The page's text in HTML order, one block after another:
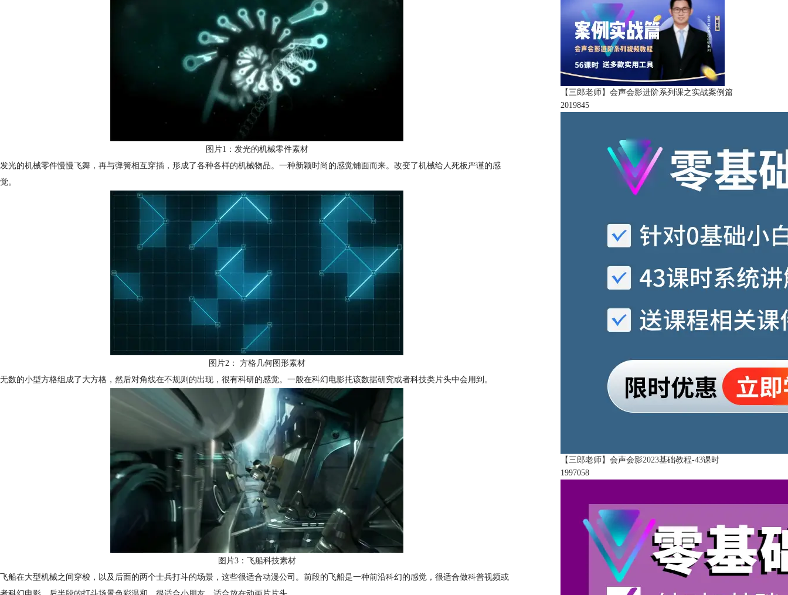
图片1：发光的机械零件素材
发光的机械零件慢慢飞舞，再与弹簧相互穿插，形成了各种各样的机械物品。一种新颖时尚的感觉铺面而来。改变了机械给人死板严谨的感
觉。
图片2： 方格几何图形素材
无数的小型方格组成了大方格，然后对角线在不规则的出现，很有科研的感觉。一般在科幻电影扥该数据研究或者科技类片头中会用到。
图片3：飞船科技素材
飞船在大型机械之间穿梭，以及后面的两个士兵打斗的场景，这些很适合动漫公司。前段的飞船是一种前沿科幻的感觉，很适合做科普视频或
【三郎老师】会声会影进阶系列课之实战案例篇
2019845
【三郎老师】会声会影2023基础教程-43课时
1997058